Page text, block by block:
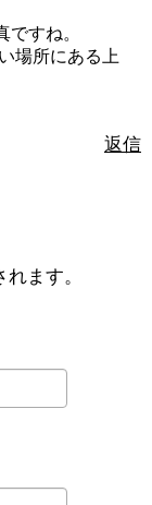
すね。
場所にある上
返信
ます。